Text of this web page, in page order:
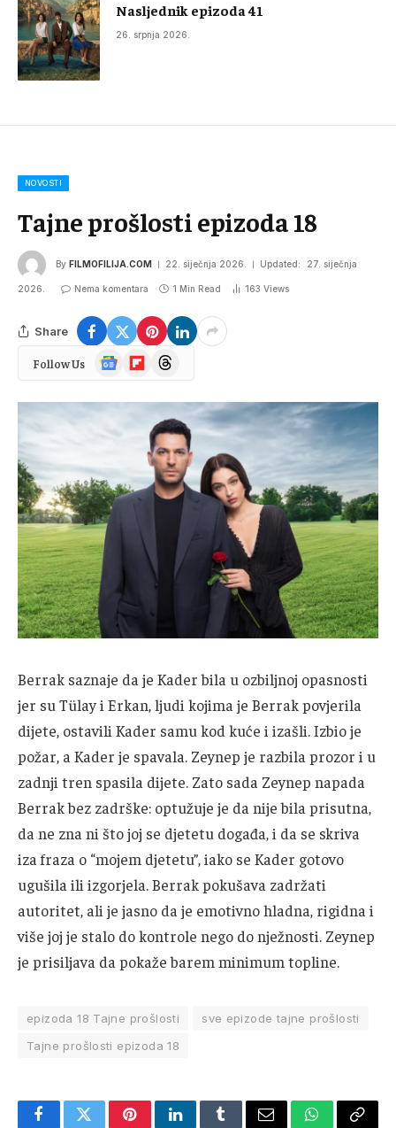
Nasljednik epizoda 41
26. srpnja 2026.
NOVOSTI
Tajne prošlosti epizoda 18
By FILMOFILIJA.COM 22. siječnja 2026. Updated: 27. siječnja
2026. Nema komentara 1 Min Read 163 Views
Share
Follow Us
Google
News
FlipboardThreads
Berrak saznaje da je Kader bila u ozbiljnoj opasnosti
jer su Tülay i Erkan, ljudi kojima je Berrak povjerila
dijete, ostavili Kader samu kod kuće i izašli. Izbio je
požar, a Kader je spavala. Zeynep je razbila prozor i u
zadnji tren spasila dijete. Zato sada Zeynep napada
Berrak bez zadrške: optužuje je da nije bila prisutna,
da ne zna ni što joj se djetetu događa, i da se skriva
iza fraza o “mojem djetetu”, iako se Kader gotovo
ugušila ili izgorjela. Berrak pokušava zadržati
autoritet, ali je jasno da je emotivno hladna, rigidna i
više joj je stalo do kontrole nego do nježnosti. Zeynep
je prisiljava da pokaže barem minimum topline.
epizoda 18 Tajne prošlosti
sve epizode tajne prošlosti
Tajne prošlosti epizoda 18